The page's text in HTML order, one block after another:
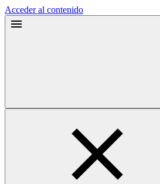
Acceder al contenido